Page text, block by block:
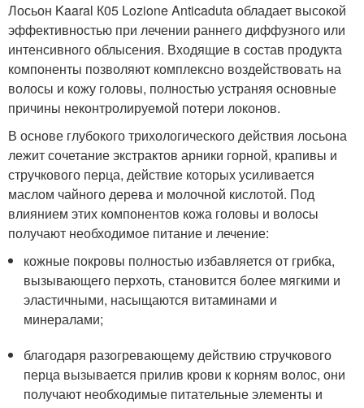
Лосьон Kaaral К05 Lozione Anticaduta обладает высокой
эффективностью при лечении раннего диффузного или
интенсивного облысения. Входящие в состав продукта
компоненты позволяют комплексно воздействовать на
волосы и кожу головы, полностью устраняя основные
причины неконтролируемой потери локонов.
В основе глубокого трихологического действия лосьона
лежит сочетание экстрактов арники горной, крапивы и
стручкового перца, действие которых усиливается
маслом чайного дерева и молочной кислотой. Под
влиянием этих компонентов кожа головы и волосы
получают необходимое питание и лечение:
кожные покровы полностью избавляется от грибка,
вызывающего перхоть, становится более мягкими и
эластичными, насыщаются витаминами и
минералами;
благодаря разогревающему действию стручкового
перца вызывается прилив крови к корням волос, они
получают необходимые питательные элементы и